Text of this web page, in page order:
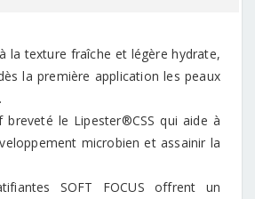
la texture fraîche et légère hydrate,
la première application les peaux
le Lipester®CSS qui aide à
microbien et assainir la
SOFT FOCUS offrent un